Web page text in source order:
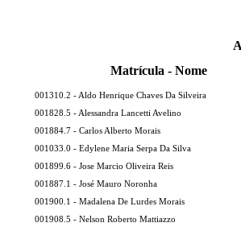
Matrícula - Nome
001310.2 - Aldo Henrique Chaves Da Silveira
001828.5 - Alessandra Lancetti Avelino
001884.7 - Carlos Alberto Morais
001033.0 - Edylene Maria Serpa Da Silva
001899.6 - Jose Marcio Oliveira Reis
001887.1 - José Mauro Noronha
001900.1 - Madalena De Lurdes Morais
001908.5 - Nelson Roberto Mattiazzo